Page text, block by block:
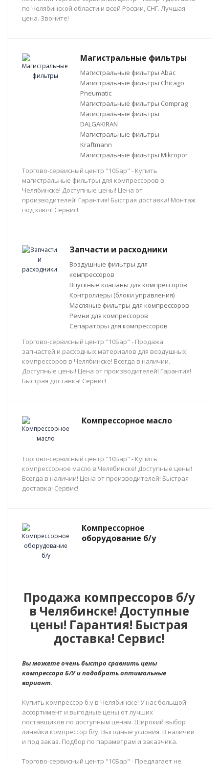
по Челябинской области и всей России, СНГ. Лучшая
цена. Звоните!
Магистральные фильтры
Магистральные фильтры Abac
Магистральные фильтры Chicago
Pneumatic
Магистральные фильтры Comprag
Магистральные фильтры
DALGAKIRAN
Магистральные фильтры
Kraftmann
Магистральные фильтры Mikropor
Торгово-сервисный центр "10Бар" - Купить
магистральные фильтры для компрессоров в
Челябинске! Доступные цены! Цена от
производителей! Гарантия! Быстрая доставка! Монтаж
под ключ! Сервис!
Запчасти и расходники
Воздушные фильтры для
компрессоров
Впускные клапаны для компрессоров
Контроллеры (блоки управления)
Масляные фильтры для компрессоров
Ремни для компрессоров
Сепараторы для компрессоров
Торгово-сервисный центр "10Бар" - Продажа
запчастей и расходных материалов для воздушных
компрессоров в Челябинске! Всегда в наличии.
Доступные цены! Цена от производителей! Гарантия!
Быстрая доставка! Сервис!
Компрессорное масло
Торгово-сервисный центр "10Бар" - Купить
компрессорное масло в Челябинске! Доступные цены!
Всегда в наличии! Цена от производителей! Быстрая
доставка! Сервис!
Компрессорное
оборудование б/у
Продажа компрессоров б/у
в Челябинске! Доступные
цены! Гарантия! Быстрая
доставка! Сервис!
Вы можете очень быстро сравнить цены
компрессора Б/У и подобрать оптимальные
вариант.
Купить компрессор б.у в Челябинске! У нас большой
ассортимент и выгодные цены от лучших
поставщиков по доступным ценам. Широкий выбор
линейки компрессор б/у. Выгодные условия. В наличии
и под заказ. Подбор по параметрам и заказчика.
Торгово-сервисный центр "10Бар" - Предлагает не